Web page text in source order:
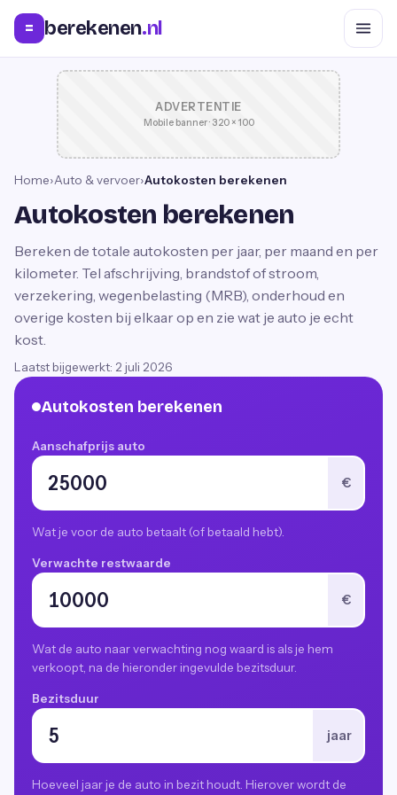
= berekenen.nl
ADVERTENTIE
Mobile banner · 320 × 100
Home›Auto & vervoer›Autokosten berekenen
Autokosten berekenen
Bereken de totale autokosten per jaar, per maand en per
kilometer. Tel afschrijving, brandstof of stroom,
verzekering, wegenbelasting (MRB), onderhoud en
overige kosten bij elkaar op en zie wat je auto je echt
kost.
Laatst bijgewerkt: 2 juli 2026
Autokosten berekenen
Aanschafprijs auto
€
Wat je voor de auto betaalt (of betaald hebt).
Verwachte restwaarde
€
Wat de auto naar verwachting nog waard is als je hem
verkoopt, na de hieronder ingevulde bezitsduur.
Bezitsduur
jaar
Hoeveel jaar je de auto in bezit houdt. Hierover wordt de